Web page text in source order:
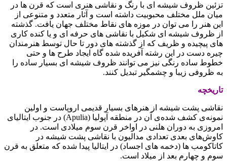
تزئین ظروف شیشه ای با رنگ و نقاشی هنری است که قرن ها در
میان ملل مختلف محبوبیت داشته است و آثار متعدد و متنوعی از
این هنر را می توان در موزه های نقاط مختلف جهان یافت. گذشته
از ظروف شیشه ای شکیل با نقاشی های حرفه ای و یا کنده کاری
های پیچیده و ظریف که از گذشته های دور تا حال توسط هنرمندان
چیره دست در این رشته آفریده شده گاه ایجاد طرح ها و حتی
خطوط ساده رنگی نیز می توانند ظروف شیشه ای بسیار ساده را
به ظروفی زیبا و چشمگیر تبدیل کنند.
تاریخچه
نقاشی پشت شیشه از هنرهای بسیار قدیمی اروپاست و اولین
نمونه‌ی کشف شده‌ی آن در منطقه آپولیا (Apulia) در جنوب ایتالیای
امروزی به دوران هلنی در اواخر قرن سوم میلادی است. در
کاوش‌های بعدی تعدادی مدالیون با نقاشی پشت شیشه در
کاتاکومب ها (دخمه های اجساد) در ایتالیا پیدا شده که متعلق به قرن
سوم و چهارم بعد از میلاد است.